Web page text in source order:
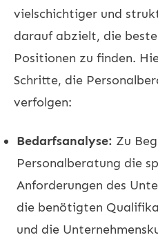
vielschichtiger und
darauf abzielt, die
Positionen zu finden.
Schritte, die
verfolgen:
Bedarfsanalyse: Zu
Personalberatung die
Anforderungen des
die benötigten
und die